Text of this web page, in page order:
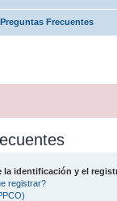
Preguntas Frecuentes
la identificación y el
registrar?